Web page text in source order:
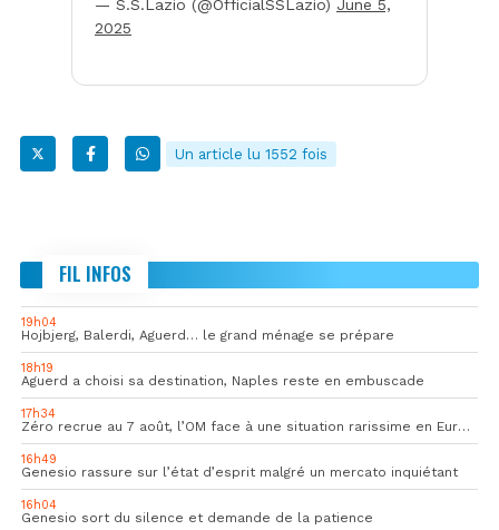
— S.S.Lazio (@OfficialSSLazio) June 5,
2025
Un article lu 1552 fois
FIL INFOS
19h04
Hojbjerg, Balerdi, Aguerd… le grand ménage se prépare
18h19
Aguerd a choisi sa destination, Naples reste en embuscade
17h34
Zéro recrue au 7 août, l’OM face à une situation rarissime en Europe
16h49
Genesio rassure sur l’état d’esprit malgré un mercato inquiétant
16h04
Genesio sort du silence et demande de la patience